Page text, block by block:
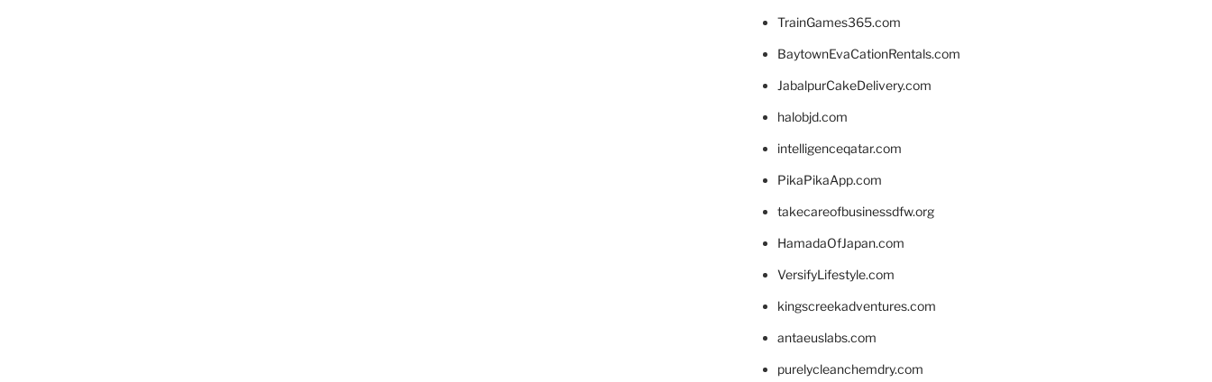
TrainGames365.com
BaytownEvaCationRentals.com
JabalpurCakeDelivery.com
halobjd.com
intelligenceqatar.com
PikaPikaApp.com
takecareofbusinessdfw.org
HamadaOfJapan.com
VersifyLifestyle.com
kingscreekadventures.com
antaeuslabs.com
purelycleanchemdry.com